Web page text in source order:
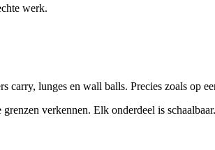
werk.
carry, lunges en wall balls. Precies zoals op
verkennen. Elk onderdeel is schaalbaar.